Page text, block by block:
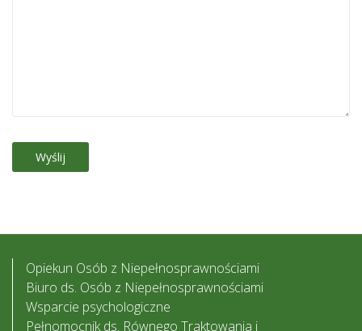
Opiekun Osób z Niepełnosprawnościami
Biuro ds. Osób z Niepełnosprawnościami
Wsparcie psychologiczne
Pełnomocnik ds. Równego Traktowania i